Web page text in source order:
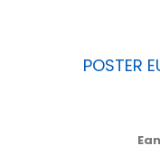
POSTER